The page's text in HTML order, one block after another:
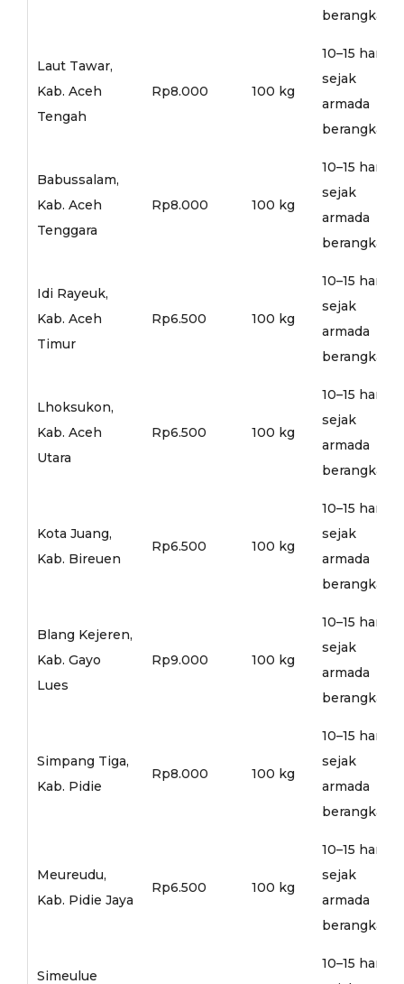
berangkat
Laut Tawar,
Kab. Aceh
Tengah
Rp8.000 100 kg
10–15 hari
sejak
armada
berangkat
Babussalam,
Kab. Aceh
Tenggara
Rp8.000 100 kg
10–15 hari
sejak
armada
berangkat
Idi Rayeuk,
Kab. Aceh
Timur
Rp6.500 100 kg
10–15 hari
sejak
armada
berangkat
Lhoksukon,
Kab. Aceh
Utara
Rp6.500 100 kg
10–15 hari
sejak
armada
berangkat
Kota Juang,
Kab. Bireuen
Rp6.500 100 kg
10–15 hari
sejak
armada
berangkat
Blang Kejeren,
Kab. Gayo
Lues
Rp9.000 100 kg
10–15 hari
sejak
armada
berangkat
Simpang Tiga,
Kab. Pidie
Rp8.000 100 kg
10–15 hari
sejak
armada
berangkat
Meureudu,
Kab. Pidie Jaya
Rp6.500 100 kg
10–15 hari
sejak
armada
berangkat
Simeulue
10–15 hari